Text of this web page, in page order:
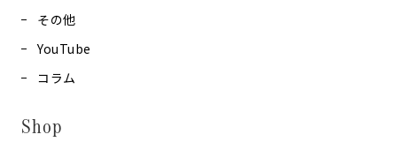
その他
YouTube
コラム
Shop